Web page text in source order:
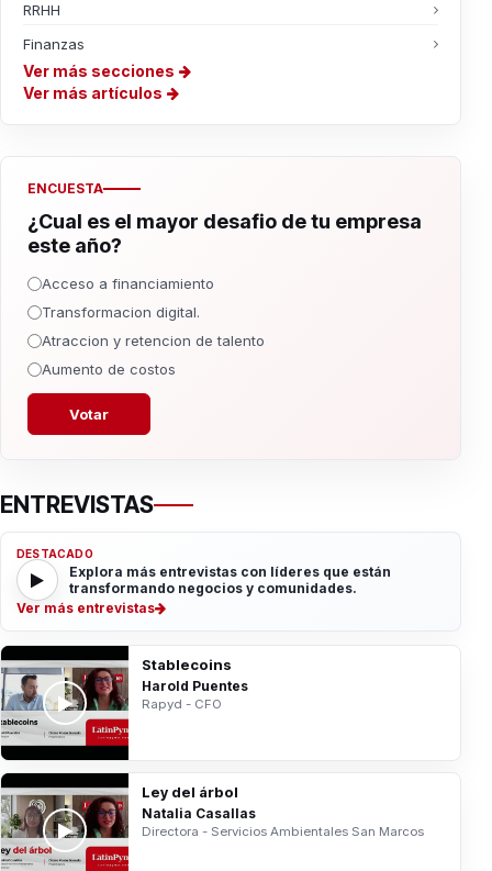
RRHH
Finanzas
Ver más secciones
Ver más artículos
ENCUESTA
¿Cual es el mayor desafio de tu empresa
este año?
Acceso a financiamiento
Transformacion digital.
Atraccion y retencion de talento
Aumento de costos
Votar
ENTREVISTAS
DESTACADO
Explora más entrevistas con líderes que están
transformando negocios y comunidades.
Ver más entrevistas
Stablecoins
Harold Puentes
Rapyd - CFO
Ley del árbol
Natalia Casallas
Directora - Servicios Ambientales San Marcos